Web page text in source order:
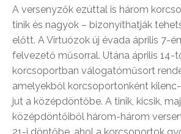
A versenyzők ezúttal is három
tinik és nagyok – bizonyíthatják
előtt. A Virtuózok új évada április 7-
felvezető műsorral. Utána április 14-
korcsoportban válogatóműsort
amelyekből korcsoportonként
jut a középdöntőbe. A tinik, kicsik,
középdöntőiből három-három